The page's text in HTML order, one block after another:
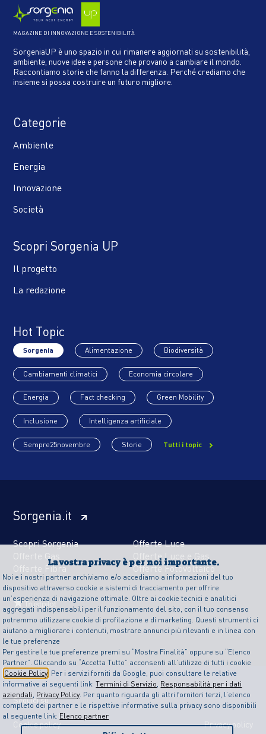
La vostra privacy è per noi importante.
Noi e i nostri partner archiviamo e/o accediamo a informazioni del tuo
dispositivo attraverso cookie e sistemi di tracciamento per offrire
un’esperienza di navigazione ottimale. Oltre ai cookie tecnici e analitici
aggregati indispensabili per il funzionamento del sito, con il tuo consenso
potremmo utilizzare cookie di profilazione e di marketing. Questi strumenti ci
aiutano a migliorare i contenuti, mostrare annunci più rilevanti e in linea con
le tue preferenze
Per gestire le tue preferenze premi su “Mostra Finalità” oppure su “Elenco
Partner”. Cliccando su “Accetta Tutto” acconsenti all’utilizzo di tutti i cookie
Cookie Policy . Per i servizi forniti da Google, puoi consultare le relative
informative ai seguenti link:Termini di Servizio, Responsabilità per i dati
aziendali, Privacy Policy. Per quanto riguarda gli altri fornitori terzi, l’elenco
completo dei partner e le rispettive informative sulla privacy sono disponibili
al seguente link: Elenco partner
MAGAZINE DI INNOVAZIONE E SOSTENIBILITÀ
SorgeniaUP è uno spazio in cui rimanere aggiornati su sostenibilità,
ambiente, nuove idee e persone che provano a cambiare il mondo.
Raccontiamo storie che fanno la differenza. Perché crediamo che
insieme si possa costruire un futuro migliore.
Categorie
Ambiente
Energia
Innovazione
Società
Scopri Sorgenia UP
Il progetto
La redazione
Hot Topic
Sorgenia Alimentazione Biodiversità
Cambiamenti climatici Economia circolare
Energia Fact checking Green Mobility
Inclusione Intelligenza artificiale
Sempre25novembre Storie Tutti i topic
Sorgenia.it
Scopri Sorgenia
Offerte Luce
Offerte Gas
Offerte Luce e Gas
Offerte Fibra
Offerte Fotovoltaico
Seguici su
Cookie policy Privacy policy